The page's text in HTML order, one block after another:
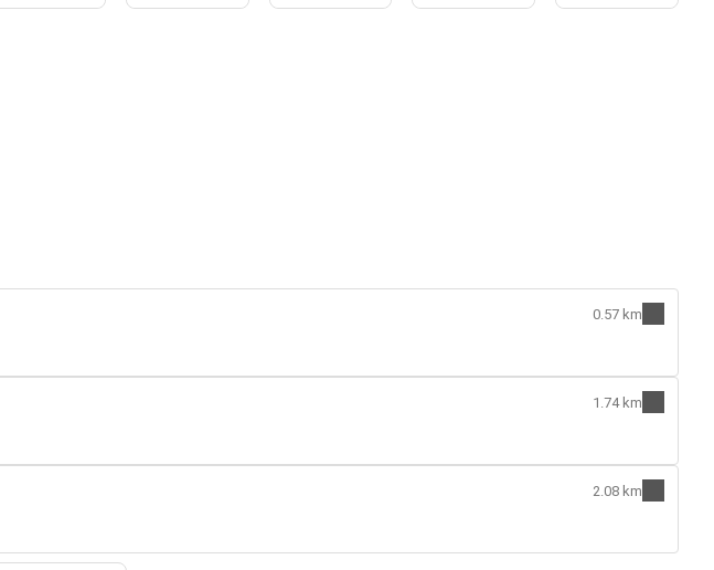
0.57 km
1.74 km
2.08 km